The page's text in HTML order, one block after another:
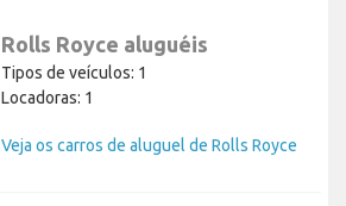
Rolls Royce aluguéis
Tipos de veículos: 1
Locadoras: 1
Veja os carros de aluguel de Rolls Royce